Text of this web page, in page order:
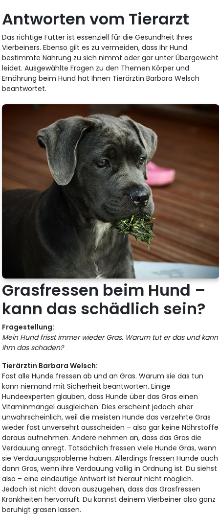
Antworten vom Tierarzt
Das richtige Futter ist essenziell für die Gesundheit Ihres
Vierbeiners. Ebenso gilt es zu vermeiden, dass Ihr Hund
bestimmte Nahrung zu sich nimmt oder gar unter Übergewicht
leidet. Ausgewählte Fragen zu den Themen Körper und
Ernährung beim Hund hat Ihnen Tierärztin Barbara Welsch
beantwortet.
Grasfressen beim Hund –
kann das schädlich sein?
Fragestellung:
Mein Hund frisst immer wieder Gras. Warum tut er das und kann
ihm das schaden?
Tierärztin Barbara Welsch:
Fast alle Hunde fressen ab und an Gras. Warum sie das tun
kann niemand mit Sicherheit beantworten. Einige
Hundeexperten glauben, dass Hunde über das Gras einen
Vitaminmangel ausgleichen. Dies erscheint jedoch eher
unwahrscheinlich, weil die meisten Hunde das verzehrte Gras
wieder fast unversehrt ausscheiden – also gar keine Nährstoffe
daraus aufnehmen. Andere nehmen an, dass das Gras die
Verdauung anregt. Tatsächlich fressen viele Hunde Gras, wenn
sie Verdauungsprobleme haben. Allerdings fressen Hunde auch
dann Gras, wenn ihre Verdauung völlig in Ordnung ist. Du siehst
also – eine eindeutige Antwort ist hierauf nicht möglich.
Jedoch ist nicht davon auszugehen, dass das Grasfressen
Krankheiten hervorruft. Du kannst deinem Vierbeiner also ganz
beruhigt grasen lassen.